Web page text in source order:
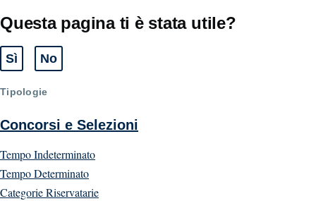
Questa pagina ti è stata utile?
Sì
Tipologie
Concorsi e Selezioni
Tempo Indeterminato
Tempo Determinato
Categorie Riservatarie